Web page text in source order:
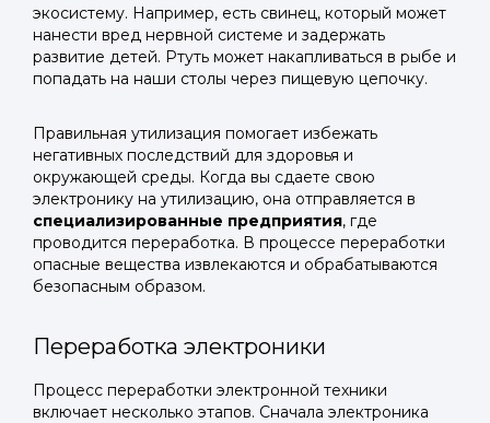
экосистему. Например, есть свинец, который может
нанести вред нервной системе и задержать
развитие детей. Ртуть может накапливаться в рыбе и
попадать на наши столы через пищевую цепочку.
Правильная утилизация помогает избежать
негативных последствий для здоровья и
окружающей среды. Когда вы сдаете свою
электронику на утилизацию, она отправляется в
специализированные предприятия, где
проводится переработка. В процессе переработки
опасные вещества извлекаются и обрабатываются
безопасным образом.
Переработка электроники
Процесс переработки электронной техники
включает несколько этапов. Сначала электроника